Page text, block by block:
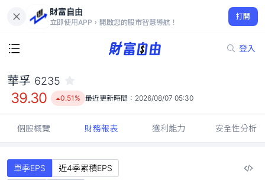
財富自由
立即使用APP，開啟您的股市智慧導航！
打開
登入
39.30
0.51%
華孚 6235
39.30 0.51% 最近更新時間： 2026/08/07 05:30
個股概覽 財務報表 獲利能力 安全性分析
單季EPS 近4季累積EPS